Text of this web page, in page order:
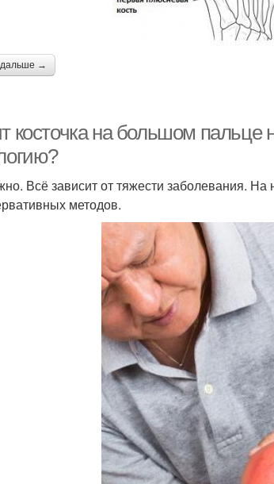
дальше →
косточка на большом пальце
Всё зависит от тяжести заболевания.
методов.